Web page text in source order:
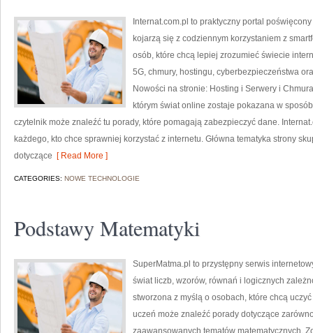
Internat.com.pl to praktyczny portal
kojarzą się z codziennym korzystaniem z
osób, które chcą lepiej zrozumieć świecie
5G, chmury, hostingu, cyberbezpieczeństwa
Nowości na stronie: Hosting i Serwery i
którym świat online zostaje pokazana w
czytelnik może znaleźć tu porady, które pomagają zabezpieczyć dane.
każdego, kto chce sprawniej korzystać z internetu. Główna tematyka strony
dotyczące [ Read More ]
CATEGORIES: NOWE TECHNOLOGIE
Podstawy Matematyki
SuperMatma.pl to przystępny serwis
świat liczb, wzorów, równań i logicznych
stworzona z myślą o osobach, które chcą
uczeń może znaleźć porady dotyczące
zaawansowanych tematów matematycznych.